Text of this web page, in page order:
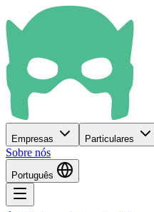
Empresas Particulares
Sobre nós
Português